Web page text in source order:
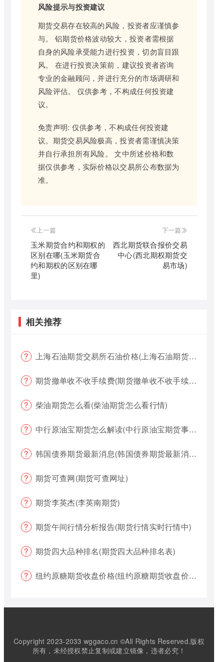
风险提示与投资建议
期货交易存在较高的风险，投资者应谨慎参
与。 铝期货价格波动较大，投资者需根据
自身的风险承受能力进行投资，切勿盲目跟
风。 在进行投资决策前，建议投资者咨询
专业的金融顾问，并进行充分的市场调研和
风险评估。 仅供参考，不构成任何投资建
议。
免责声明: 仅供参考，不构成任何投资建
议。期货交易风险极高，投资者需谨慎决策
并自行承担所有风险。 文中所述价格和数
据仅供参考，实际价格以交易所公布数据为
准。
上一篇
玉米期货合约和期权的
区别在哪(玉米期货合
约和期权的区别在哪
里)
下一篇
西北期货联合报价交易
中心(西北期权期货交
易市场)
相关推荐
上海石油期货交易所石油价格(上海石油期货交易所石油价格查询)
期货撤单收不收手续费(期货撤单收不收手续费用)
柴油期货怎么看(柴油期货怎么看行情)
中行原油宝期货怎么解读(中行原油宝期货事件)
韩国债券期货最新消息(韩国债券期货最新消息新闻)
期货可查网(期货可查网址)
期货李英杰(李英南期货)
期货午间行情分析报告(期货行情实时行情中)
期货四大品种排名(期货四大品种排名表)
纽约原糖期货收盘价格(纽约原糖期货收盘价格是多少)
Copyright 2023-2033 wggaco.cn ©All Rights Reserved.版权
所有，未经授权禁止复制或建立镜像，违者必究！